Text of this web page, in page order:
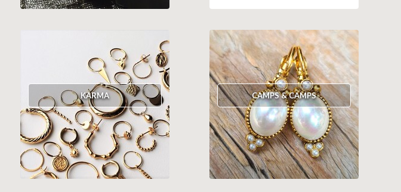
KARMA CAMPS & CAMPS